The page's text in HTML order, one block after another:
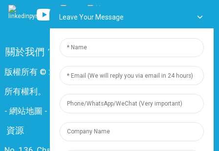
關於我們 常問問題
版權所有 © 2024 上海鼎尊電氣電纜股份有限公司。保留
所有權利。
- 網站地圖 - Resource
資源
Leave Your Message